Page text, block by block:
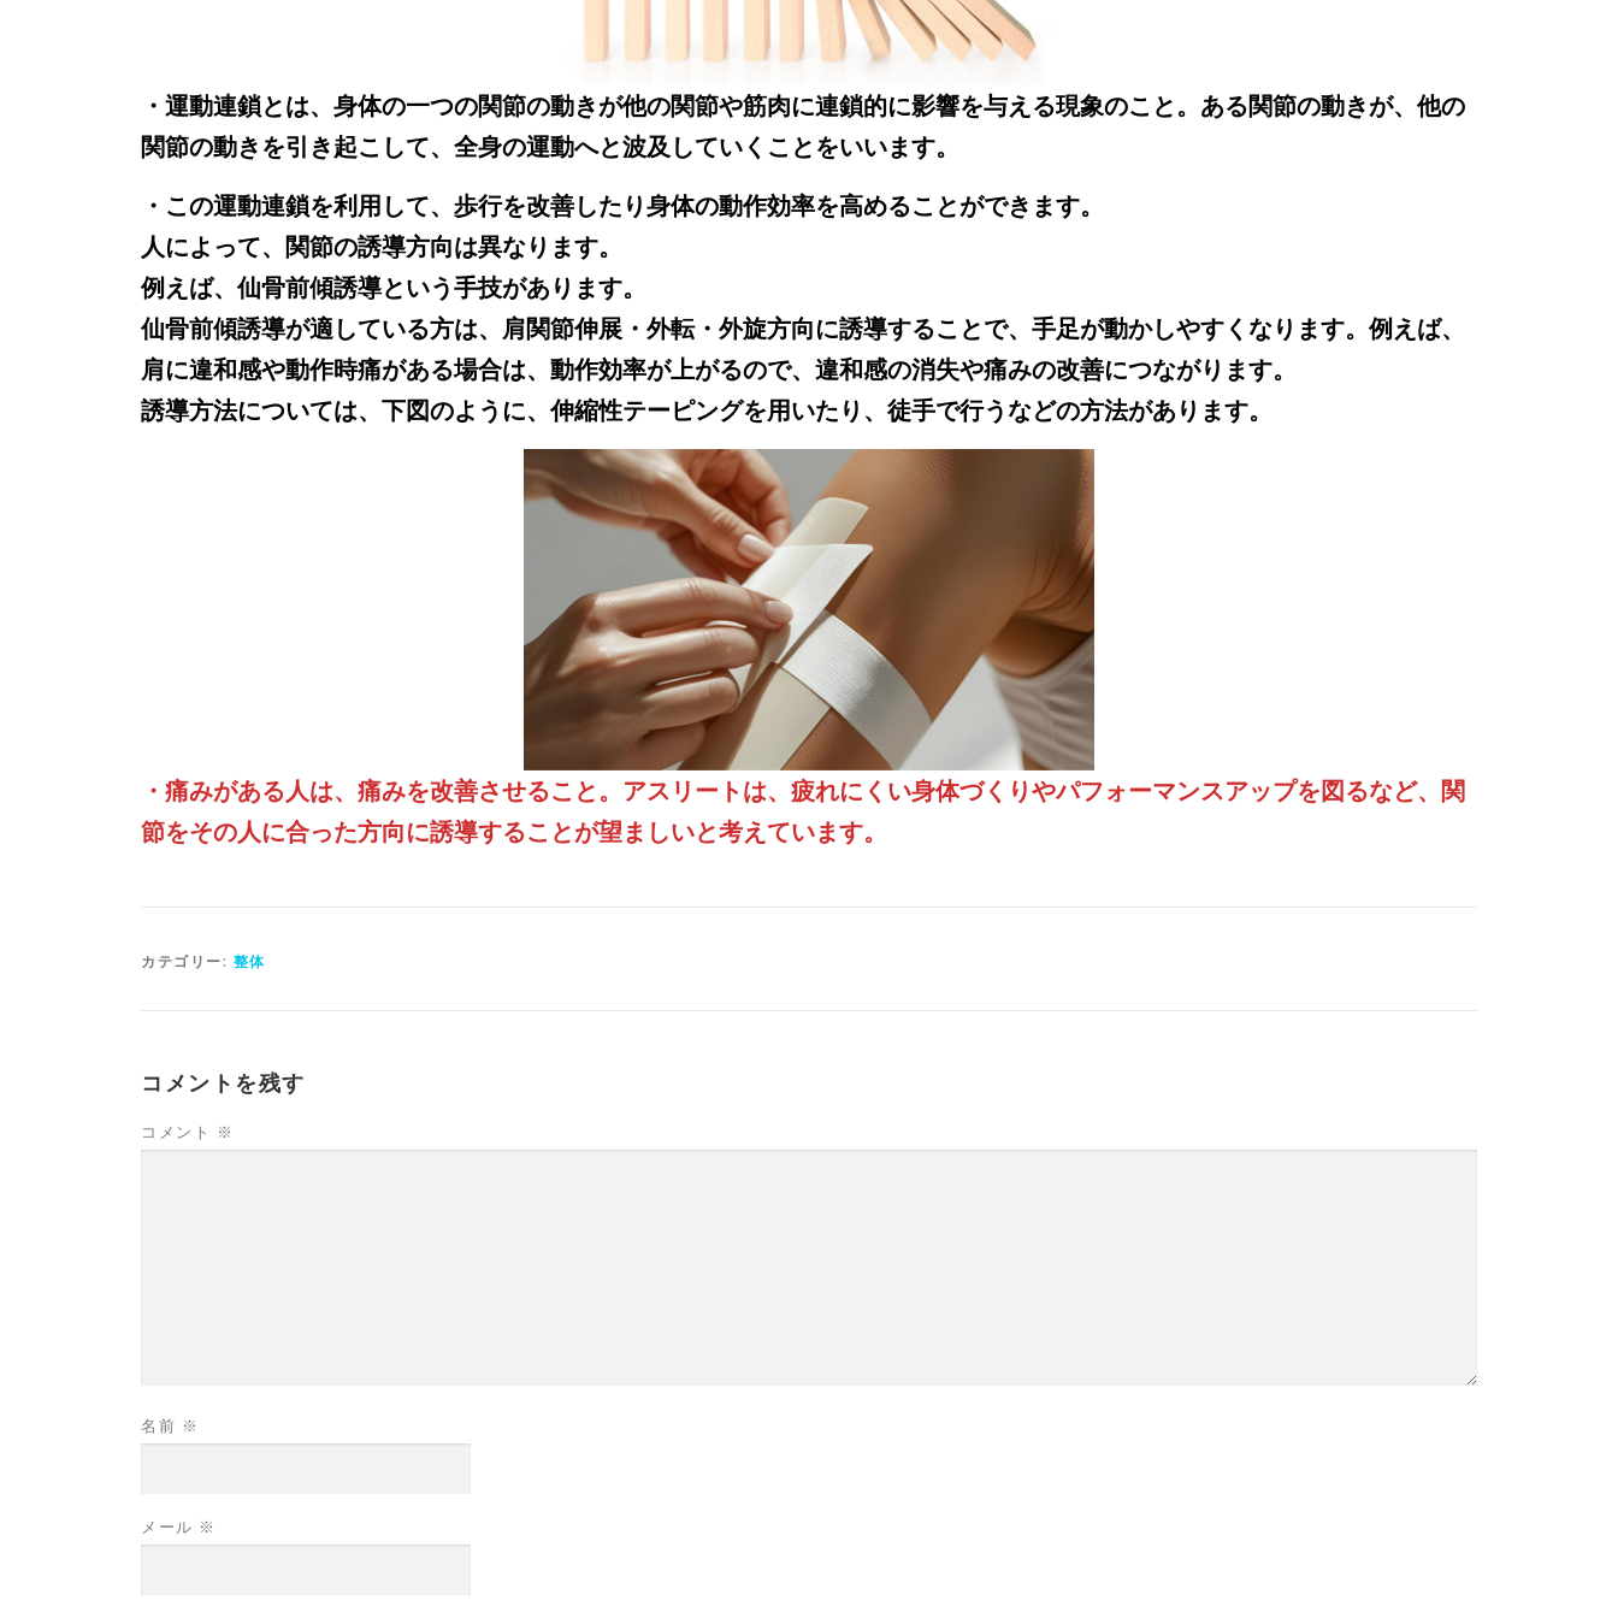
・運動連鎖とは、身体の一つの関節の動きが他の関節や筋肉に連鎖的に影響を与える現象のこと。ある関節の動きが、他の
関節の動きを引き起こして、全身の運動へと波及していくことをいいます。
・この運動連鎖を利用して、歩行を改善したり身体の動作効率を高めることができます。
人によって、関節の誘導方向は異なります。
例えば、仙骨前傾誘導という手技があります。
仙骨前傾誘導が適している方は、肩関節伸展・外転・外旋方向に誘導することで、手足が動かしやすくなります。例えば、
肩に違和感や動作時痛がある場合は、動作効率が上がるので、違和感の消失や痛みの改善につながります。
誘導方法については、下図のように、伸縮性テーピングを用いたり、徒手で行うなどの方法があります。
・痛みがある人は、痛みを改善させること。アスリートは、疲れにくい身体づくりやパフォーマンスアップを図るなど、関
節をその人に合った方向に誘導することが望ましいと考えています。
カテゴリー: 整体
コメントを残す
コメント ※
名前 ※
メール ※